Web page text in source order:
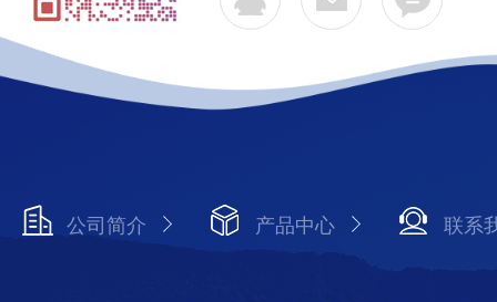
公司简介 产品中心 联系